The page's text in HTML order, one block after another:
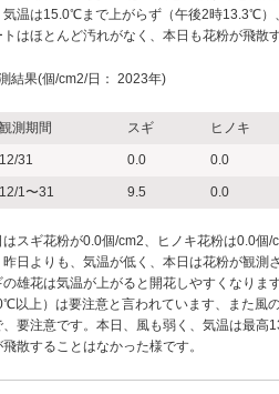
気温は15.0℃まで上がらず（午後2時13.3℃）
トはほとんど汚れがなく、本日も花粉が飛散
結果(個/cm2/日： 2023年)
観測期間 スギ ヒノキ
12/31 0.0 0.0
12/1〜31 9.5 0.0
はスギ花粉が0.0個/cm2、ヒノキ花粉は0.0個/
昨日よりも、気温が低く、本日は花粉が観測
の雄花は気温が上がると開花しやすくなりま
以上）は要注意と言われています、また風
、要注意です。本日、風も弱く、気温は最
散することはなかった様です。